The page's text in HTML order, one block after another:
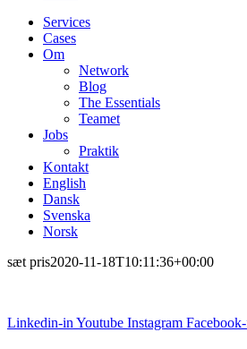
Services
Cases
Om
Network
Blog
The Essentials
Teamet
Jobs
Praktik
Kontakt
English
Dansk
Svenska
Norsk
sæt pris2020-11-18T10:11:36+00:00
Linkedin-in Youtube Instagram